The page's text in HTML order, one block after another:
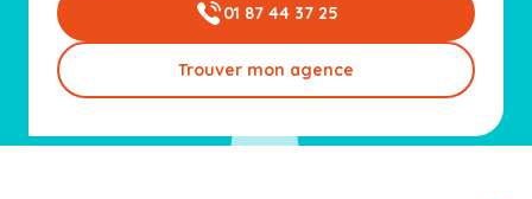
01 87 44 37 25
Trouver mon agence